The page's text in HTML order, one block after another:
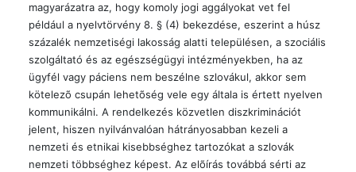
magyarázatra az, hogy komoly jogi aggályokat vet fel
például a nyelvtörvény 8. § (4) bekezdése, eszerint a húsz
százalék nemzetiségi lakosság alatti településen, a szociális
szolgáltató és az egészségügyi intézményekben, ha az
ügyfél vagy páciens nem beszélne szlovákul, akkor sem
kötelezõ csupán lehetõség vele egy általa is értett nyelven
kommunikálni. A rendelkezés közvetlen diszkriminációt
jelent, hiszen nyilvánvalóan hátrányosabban kezeli a
nemzeti és etnikai kisebbséghez tartozókat a szlovák
nemzeti többséghez képest. Az elõírás továbbá sérti az